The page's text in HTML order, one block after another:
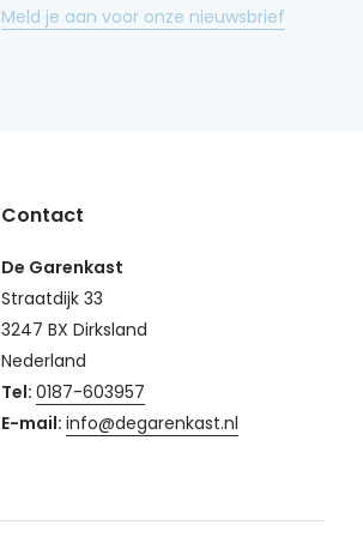
Meld je aan voor onze nieuwsbrief
Contact
De Garenkast
Straatdijk 33
3247 BX Dirksland
Nederland
Tel: 0187-603957
E-mail: info@degarenkast.nl